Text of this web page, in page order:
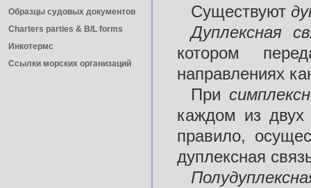
Образцы судовых документов
Charters parties & B/L forms
Инкотермс
Ссылки морских организаций
Существуют
Дуплексная
котором
направлениях
При
каждом из двух
правило,
дуплексная